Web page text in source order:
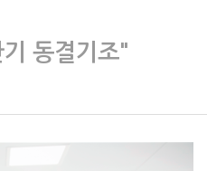
동결기조"